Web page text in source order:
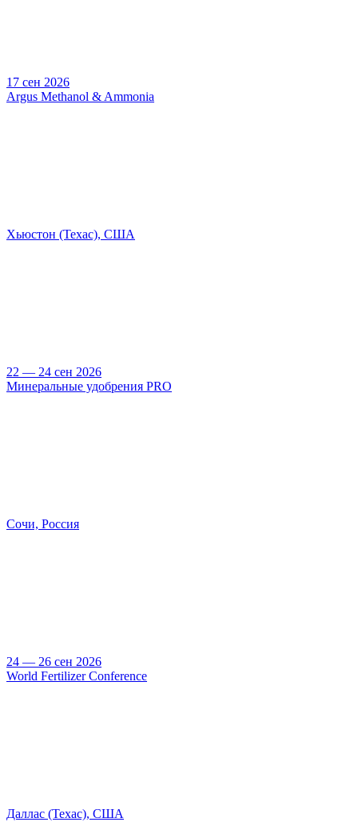
17 сен 2026
Argus Methanol & Ammonia
Хьюстон (Техас), США
22 — 24 сен 2026
Минеральные удобрения PRO
Сочи, Россия
24 — 26 сен 2026
World Fertilizer Conference
Даллас (Техас), США